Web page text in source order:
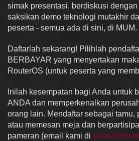
simak presentasi, berdiskusi
saksikan demo teknologi mutakhir
peserta - semua ada di sini, di MUM.
Daftarlah sekarang! Pilihlah
BERBAYAR yang menyertakan
RouterOS (untuk peserta yang
Inilah kesempatan bagi Anda untuk
ANDA dan memperkenalkan
orang lain. Mendaftar sebagai tamu,
atau memesan meja dan
pameran (email kami di